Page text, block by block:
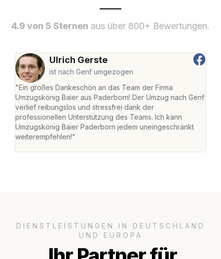
4.9 von 5 Sternen aus über 800+ Bewertungen.
Ulrich Gerste
ist nach Genf umgezogen
"Ein großes Dankeschön an das Team der Firma
Umzugskönig Baier aus Paderborn! Der Umzug nach Genf
verlief reibungslos und stressfrei dank der
professionellen Unterstützung des Teams. Ich kann
Umzugskönig Baier Paderborn jedem uneingeschränkt
weiterempfehlen!"
DIENSTLEISTUNGEN IN DEUTSCHLAND
UND EUROPA